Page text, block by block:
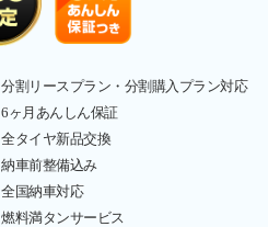
分割リースプラン・分割購入プラン対応
6ヶ月あんしん保証
全タイヤ新品交換
納車前整備込み
全国納車対応
燃料満タンサービス